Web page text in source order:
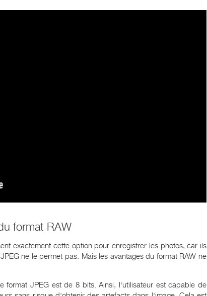
format RAW
exactement cette option pour enregistrer les photos, car ils
ne le permet pas. Mais les avantages du format RAW ne
format JPEG est de 8 bits. Ainsi, l'utilisateur est capable de